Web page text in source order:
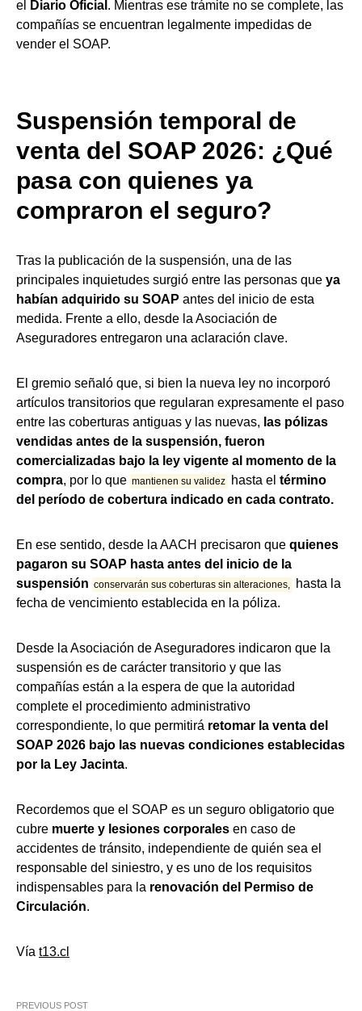
el Diario Oficial . Mientras ese trámite no se complete, las
compañías se encuentran legalmente impedidas de
vender el SOAP.
Suspensión temporal de
venta del SOAP 2026: ¿Qué
pasa con quienes ya
compraron el seguro?
Tras la publicación de la suspensión, una de las
principales inquietudes surgió entre las personas que ya
habían adquirido su SOAP antes del inicio de esta
medida. Frente a ello, desde la Asociación de
Aseguradores entregaron una aclaración clave.
El gremio señaló que, si bien la nueva ley no incorporó
artículos transitorios que regularan expresamente el paso
entre las coberturas antiguas y las nuevas, las pólizas
vendidas antes de la suspensión, fueron
comercializadas bajo la ley vigente al momento de la
compra, por lo que mantienen su validez hasta el término
del período de cobertura indicado en cada contrato.
En ese sentido, desde la AACH precisaron que quienes
pagaron su SOAP hasta antes del inicio de la
suspensión conservarán sus coberturas sin alteraciones,
hasta la
fecha de vencimiento establecida en la póliza.
Desde la Asociación de Aseguradores indicaron que la
suspensión es de carácter transitorio y que las
compañías están a la espera de que la autoridad
complete el procedimiento administrativo
correspondiente, lo que permitirá retomar la venta del
SOAP 2026 bajo las nuevas condiciones establecidas
por la Ley Jacinta.
Recordemos que el SOAP es un seguro obligatorio que
cubre muerte y lesiones corporales en caso de
accidentes de tránsito, independiente de quién sea el
responsable del siniestro, y es uno de los requisitos
indispensables para la renovación del Permiso de
Circulación.
Vía t13.cl
PREVIOUS POST